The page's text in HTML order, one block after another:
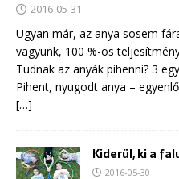
2016-05-31
Ugyan már, az anya sosem
vagyunk, 100 %-os
Tudnak az anyák pihenni? 3
Pihent, nyugodt anya –
[…]
Kiderül, ki a
2016-05-30